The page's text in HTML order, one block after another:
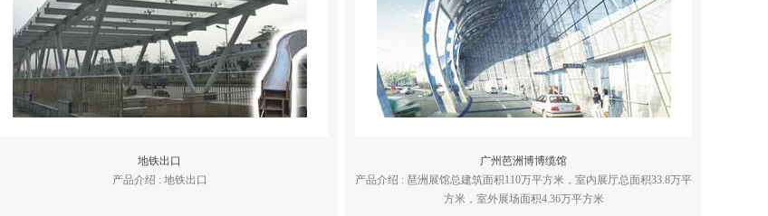
地铁出口
产品介绍 : 地铁出口
广州芭洲博博缆馆
产品介绍 : 琶洲展馆总建筑面积110万平方米，室内展厅总面积33.8万平
方米，室外展场面积4.36万平方米